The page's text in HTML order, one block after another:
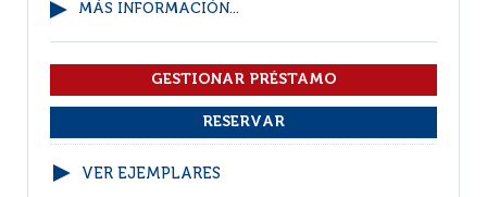
MÁS INFORMACIÓN...
VER EJEMPLARES